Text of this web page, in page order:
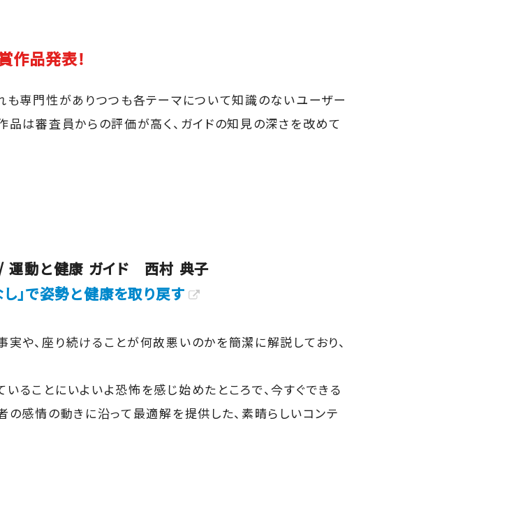
作品発表！
も専門性がありつつも各テーマについて知識のないユーザー
品は審査員からの評価が高く、ガイドの知見の深さを改めて
/ 運動と健康 ガイド 西村 典子
」で姿勢と健康を取り戻す
や、座り続けることが何故悪いのかを簡潔に解説しており、
ることにいよいよ恐怖を感じ始めたところで、今すぐできる
の感情の動きに沿って最適解を提供した、素晴らしいコンテ